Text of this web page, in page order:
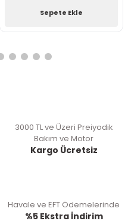
Sepete Ekle
3000 TL ve Üzeri Preiyodik
Bakım ve Motor
Kargo Ücretsiz
Havale ve EFT Ödemelerinde
%5 Ekstra İndirim